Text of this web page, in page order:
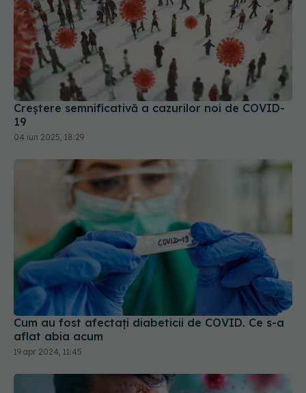
Creștere semnificativă a cazurilor noi de COVID-
19
04 iun 2025, 18:29
Cum au fost afectați diabeticii de COVID. Ce s-a
aflat abia acum
19 apr 2024, 11:45